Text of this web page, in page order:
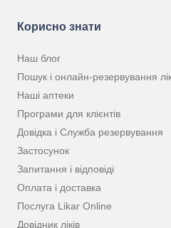
Корисно знати
Наш блог
Пошук і онлайн-резервування
Наші аптеки
Програми для клієнтів
Довідка і Служба резервування
Застосунок
Запитання і відповіді
Оплата і доставка
Послуга Likar Online
Довідник ліків